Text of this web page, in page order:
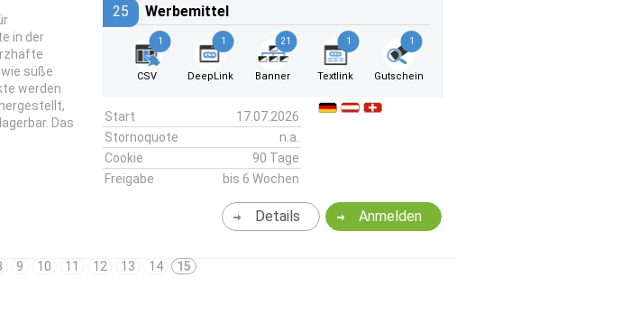
in der
süße
werden
Das
25 Werbemittel
1
CSV
1
DeepLink
21
Banner
1
Textlink
1
Gutschein
Start
17.07.2026
Stornoquote
n.a.
Cookie
90 Tage
Freigabe
bis 6 Wochen
Anmelden
Details
9 10 11 12 13 14 15